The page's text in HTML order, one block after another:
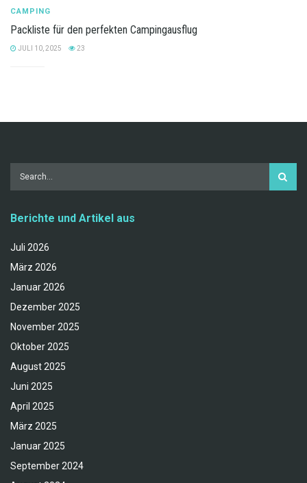
CAMPING
Packliste für den perfekten Campingausflug
JULI 10, 2025 23
Berichte und Artikel aus
Juli 2026
März 2026
Januar 2026
Dezember 2025
November 2025
Oktober 2025
August 2025
Juni 2025
April 2025
März 2025
Januar 2025
September 2024